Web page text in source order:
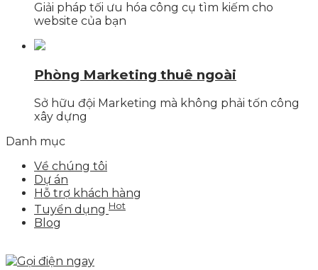
Giải pháp tối ưu hóa công cụ tìm kiếm cho
website của bạn
Phòng Marketing thuê ngoài
Sở hữu đội Marketing mà không phải tốn công
xây dựng
Danh mục
Về chúng tôi
Dự án
Hỗ trợ khách hàng
Tuyển dụng Hot
Blog